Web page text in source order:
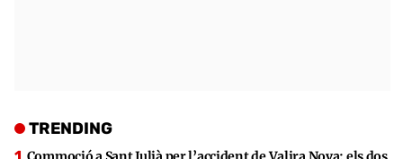
TRENDING